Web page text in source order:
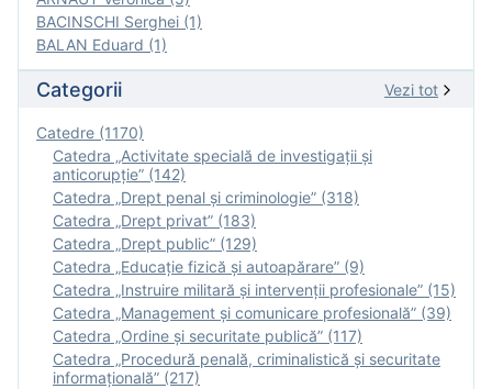
BACINSCHI Serghei (1)
BALAN Eduard (1)
Categorii Vezi tot
Catedre (1170)
Catedra „Activitate specială de investigaţii şi
anticorupție” (142)
Catedra „Drept penal și criminologie” (318)
Catedra „Drept privat” (183)
Catedra „Drept public” (129)
Catedra „Educație fizică şi autoapărare” (9)
Catedra „Instruire militară şi intervenţii profesionale” (15)
Catedra „Management și comunicare profesională” (39)
Catedra „Ordine și securitate publică” (117)
Catedra „Procedură penală, criminalistică și securitate
informațională” (217)